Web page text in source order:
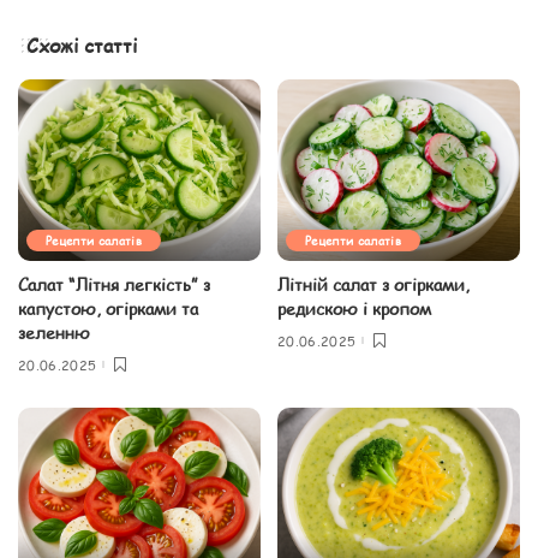
Схожі статті
Рецепти салатів
Салат “Літня легкість” з
капустою, огірками та
зеленню
20.06.2025
Рецепти салатів
Літній салат з огірками,
редискою і кропом
20.06.2025